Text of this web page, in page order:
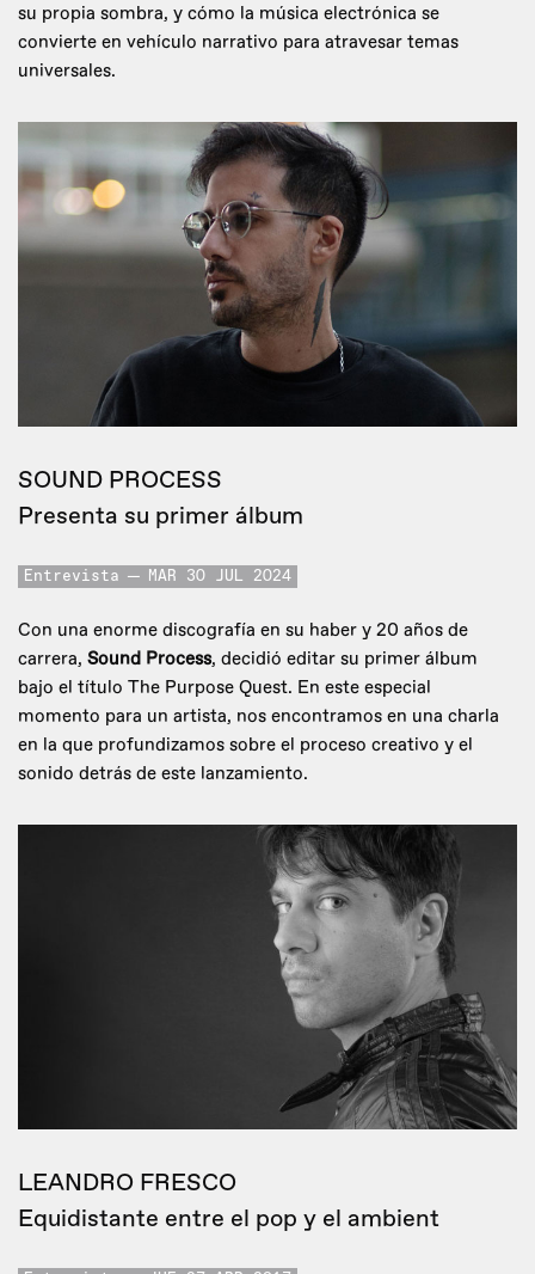
su propia sombra, y cómo la música electrónica se
convierte en vehículo narrativo para atravesar temas
universales.
SOUND PROCESS
Presenta su primer álbum
Entrevista MAR 30 JUL 2024
Con una enorme discografía en su haber y 20 años de
carrera, Sound Process, decidió editar su primer álbum
bajo el título The Purpose Quest. En este especial
momento para un artista, nos encontramos en una charla
en la que profundizamos sobre el proceso creativo y el
sonido detrás de este lanzamiento.
LEANDRO FRESCO
Equidistante entre el pop y el ambient